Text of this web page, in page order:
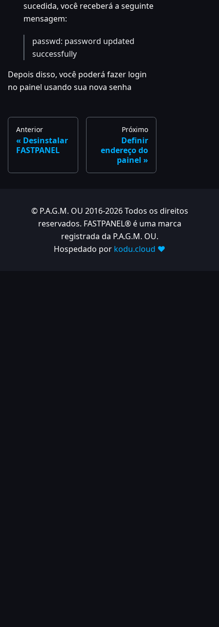
sucedida, você receberá a seguinte
mensagem:
passwd: password updated
successfully
Depois disso, você poderá fazer login
no painel usando sua nova senha
Anterior
Desinstalar
FASTPANEL
Próximo
Definir
endereço do
painel
© P.A.G.M. OU 2016-2026 Todos os direitos
reservados. FASTPANEL® é uma marca
registrada da P.A.G.M. OU.
Hospedado por kodu.cloud ❤️